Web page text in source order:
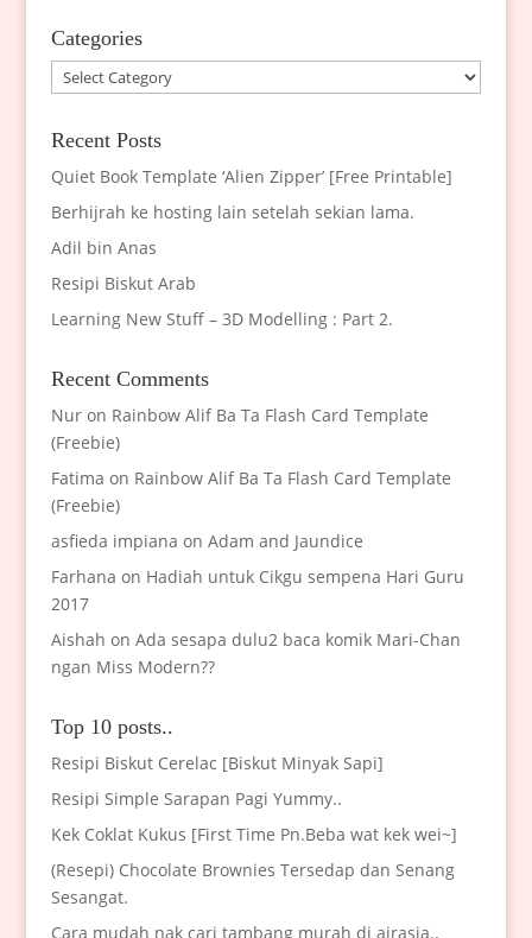
Categories
Categories
Recent Posts
Quiet Book Template ‘Alien Zipper’ [Free Printable]
Berhijrah ke hosting lain setelah sekian lama.
Adil bin Anas
Resipi Biskut Arab
Learning New Stuff – 3D Modelling : Part 2.
Recent Comments
Nuron Rainbow Alif Ba Ta Flash Card Template
(Freebie)
Fatima on Rainbow Alif Ba Ta Flash Card Template
(Freebie)
asfieda impiana on Adam and Jaundice
Farhana on Hadiah untuk Cikgu sempena Hari Guru
2017
Aishah on Ada sesapa dulu2 baca komik Mari-Chan
ngan Miss Modern??
Top 10 posts..
Resipi Biskut Cerelac [Biskut Minyak Sapi]
Resipi Simple Sarapan Pagi Yummy..
Kek Coklat Kukus [First Time Pn.Beba wat kek wei~]
(Resepi) Chocolate Brownies Tersedap dan Senang
Sesangat.
Cara mudah nak cari tambang murah di airasia..